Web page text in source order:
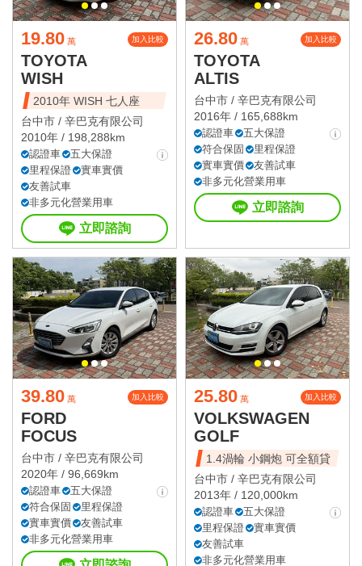
19.80 萬 加入比較
TOYOTA
WISH
2010年 WISH 七人座
台中市 / 辛巴克有限公司
2010年 / 198,288km
認證車
五大保證
里程保證
實車實價
友善試車
非多元化營業用車
立即諮詢
26.80 萬 加入比較
TOYOTA
ALTIS
台中市 / 辛巴克有限公司
2016年 / 165,688km
認證車
五大保證
符合保固
里程保證
實車實價
友善試車
非多元化營業用車
立即諮詢
39.80 萬 加入比較
FORD
FOCUS
台中市 / 辛巴克有限公司
2020年 / 96,669km
認證車
五大保證
符合保固
里程保證
實車實價
友善試車
非多元化營業用車
25.80 萬 加入比較
VOLKSWAGEN
GOLF
1.4渦輪 小鋼炮 可全額貸
台中市 / 辛巴克有限公司
2013年 / 120,000km
認證車
五大保證
里程保證
實車實價
友善試車
非多元化營業用車